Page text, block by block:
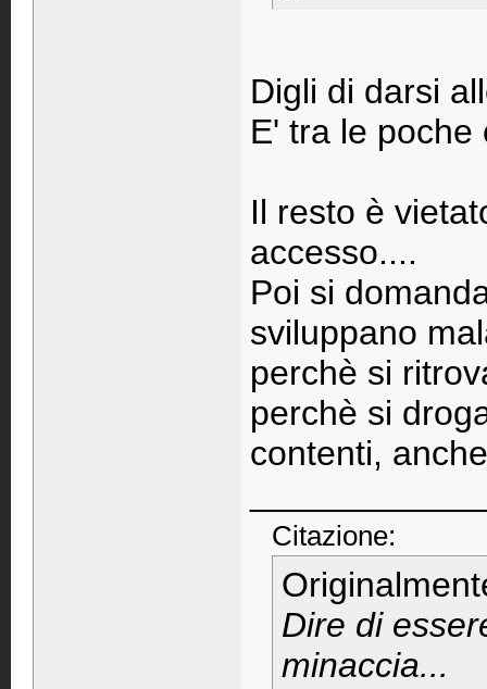
Digli di darsi
E' tra le
Il resto è
accesso....
Poi si
sviluppano
perchè si
perchè si
contenti,
Citazione:
Dire di
minaccia...